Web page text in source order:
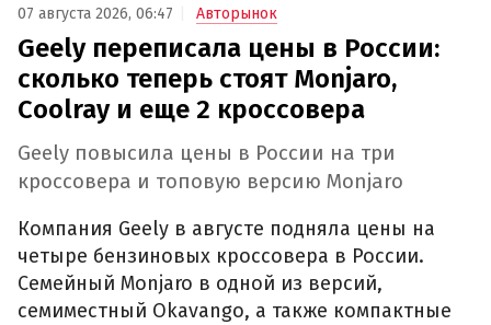
07 августа 2026, 06:47 Авторынок
Geely переписала цены в России:
сколько теперь стоят Monjaro,
Coolray и еще 2 кроссовера
Geely повысила цены в России на три
кроссовера и топовую версию Monjaro
Компания Geely в августе подняла цены на
четыре бензиновых кроссовера в России.
Семейный Monjaro в одной из версий,
семиместный Okavango, а также компактные